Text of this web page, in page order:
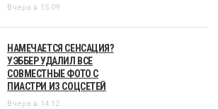
Вчера в 15:09
НАМЕЧАЕТСЯ СЕНСАЦИЯ?
УЭББЕР УДАЛИЛ ВСЕ
СОВМЕСТНЫЕ ФОТО С
ПИАСТРИ ИЗ СОЦСЕТЕЙ
Вчера в 14:12